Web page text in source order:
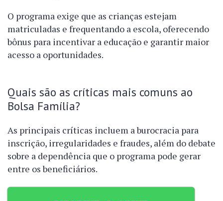
O programa exige que as crianças estejam
matriculadas e frequentando a escola, oferecendo
bônus para incentivar a educação e garantir maior
acesso a oportunidades.
Quais são as críticas mais comuns ao
Bolsa Família?
As principais críticas incluem a burocracia para
inscrição, irregularidades e fraudes, além do debate
sobre a dependência que o programa pode gerar
entre os beneficiários.